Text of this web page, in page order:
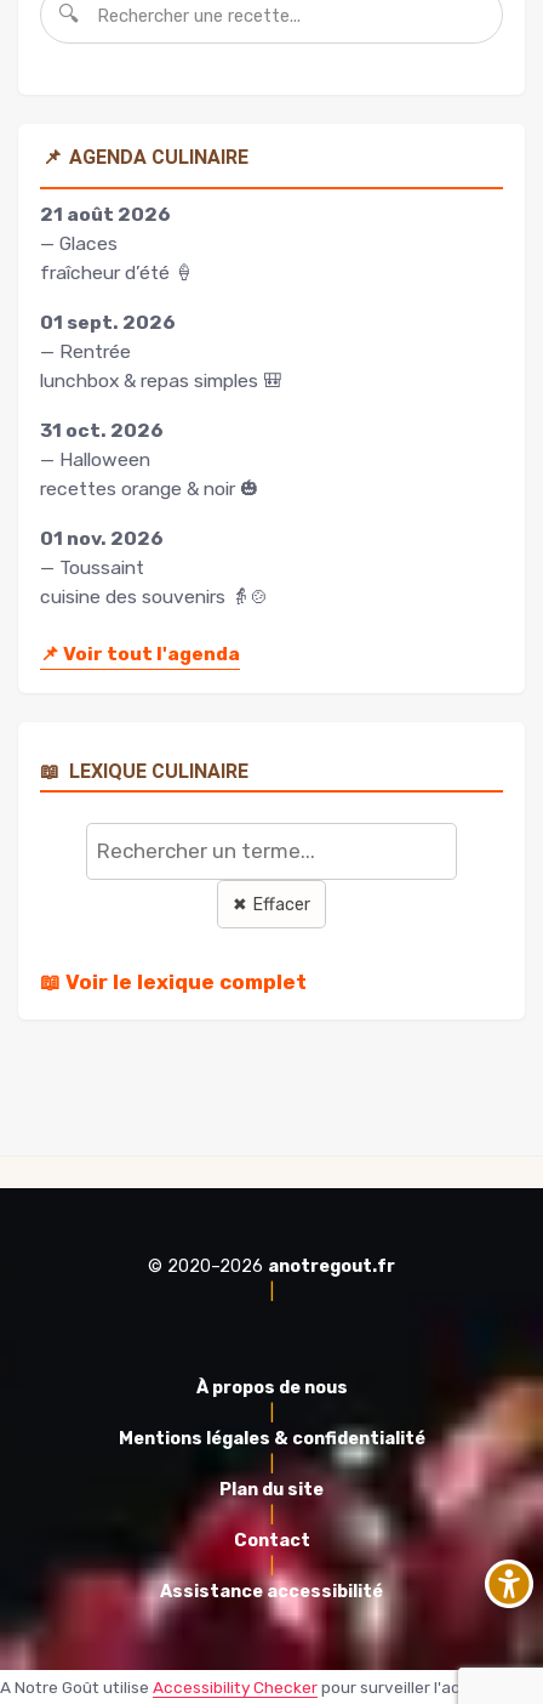
🔍
📌 AGENDA CULINAIRE
21 août 2026
— Glaces
fraîcheur d’été 🍦
01 sept. 2026
— Rentrée
lunchbox & repas simples 🎒
31 oct. 2026
— Halloween
recettes orange & noir 🎃
01 nov. 2026
— Toussaint
cuisine des souvenirs 👵🍲
📌 Voir tout l'agenda
📖 LEXIQUE CULINAIRE
Rechercher
terme
✖ Effacer
📖 Voir le lexique complet
© 2020–2026 anotregout.fr
À propos de nous
Mentions légales & confidentialité
Plan du site
|
Contact
|
Assistance accessibilité
A Notre Goût utilise Accessibility Checkerpour surveiller l'accessibilité